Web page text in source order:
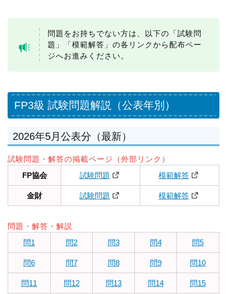
問題をお持ちでない方は、以下の「試験問
題」「模範解答」の各リンクから配布ペー
ジへお進みください。
FP3級 試験問題解説（公表年別）
2026年5月公表分（最新）
試験問題・解答の掲載ページ（外部リンク）
FP協会
試験問題 模範解答
金財 試験問題 模範解答
問題・解答・解説
問1
問2 問3 問4 問5
問6 問7 問8 問9 問10
問11 問12 問13 問14 問15